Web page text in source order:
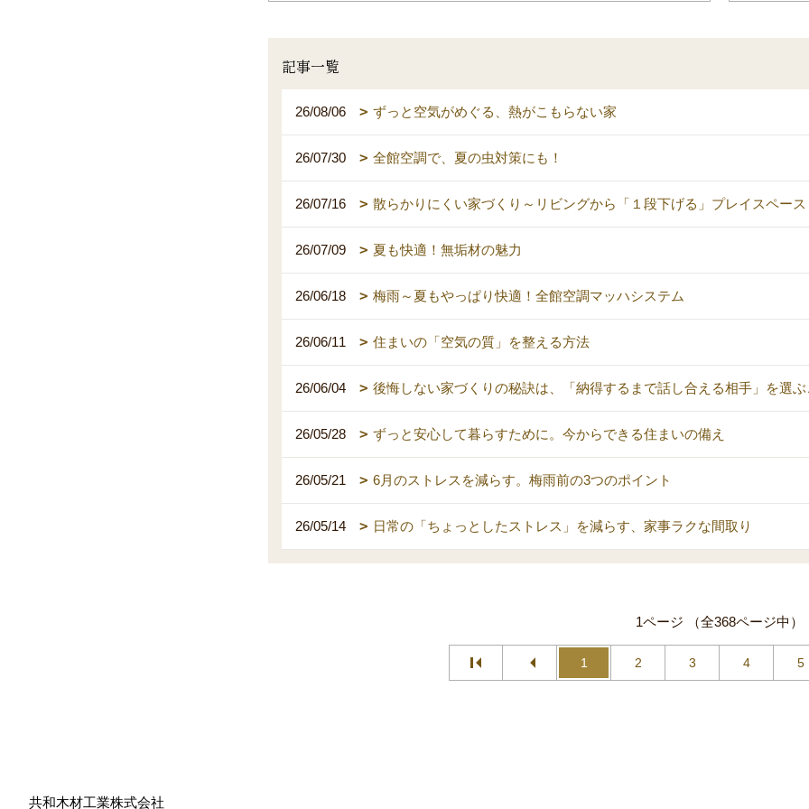
記事一覧
26/08/06 ずっと空気がめぐる、熱がこもらない家
26/07/30 全館空調で、夏の虫対策にも！
26/07/16 散らかりにくい家づくり～リビングから「１段下げる」プレイスペース
26/07/09 夏も快適！無垢材の魅力
26/06/18 梅雨～夏もやっぱり快適！全館空調マッハシステム
26/06/11 住まいの「空気の質」を整える方法
26/06/04 後悔しない家づくりの秘訣は、「納得するまで話し合える相手」を選
26/05/28 ずっと安心して暮らすために。今からできる住まいの備え
26/05/21 6月のストレスを減らす。梅雨前の3つのポイント
26/05/14 日常の「ちょっとしたストレス」を減らす、家事ラクな間取り
1ページ （全368ページ中）
1 2 3 4 5
共和木材工業株式会社